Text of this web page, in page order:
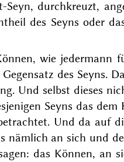
-Seyn, durchkreuzt,
des Seyns oder
wie jedermann
des Seyns.
Und selbst dieses
Seyns das dem
Und da auf
nämlich an sich und
das Können, an